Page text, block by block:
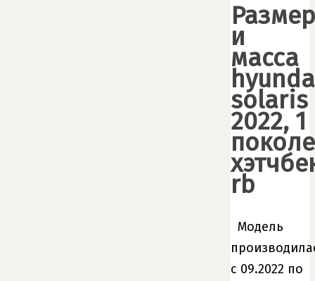
и
масса
solaris
2022, 1
rb
Модель
с 09.2022 по